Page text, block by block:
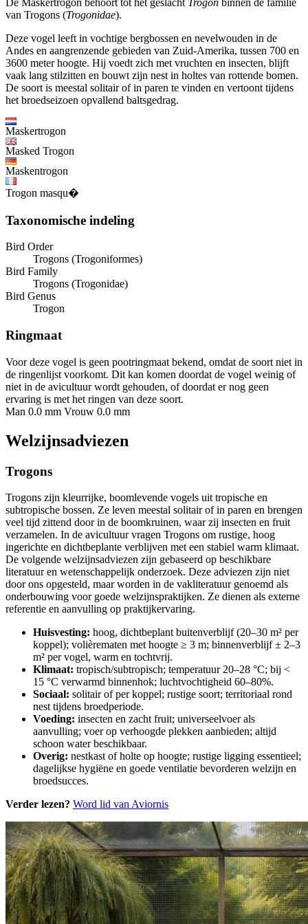
De Maskertrogon behoort tot het geslacht Trogon binnen de familie
van Trogons (Trogonidae).
Deze vogel leeft in vochtige bergbossen en nevelwouden in de
Andes en aangrenzende gebieden van Zuid-Amerika, tussen 700 en
3600 meter hoogte. Hij voedt zich met vruchten en insecten, blijft
vaak lang stilzitten en bouwt zijn nest in holtes van rottende bomen.
De soort is meestal solitair of in paren te vinden en vertoont tijdens
het broedseizoen opvallend baltsgedrag.
Maskertrogon
Masked Trogon
Maskentrogon
Trogon masqu�
Taxonomische indeling
Bird Order
Trogons (Trogoniformes)
Bird Family
Trogons (Trogonidae)
Bird Genus
Trogon
Ringmaat
Voor deze vogel is geen pootringmaat bekend, omdat de soort niet in
de ringenlijst voorkomt. Dit kan komen doordat de vogel weinig of
niet in de avicultuur wordt gehouden, of doordat er nog geen
ervaring is met het ringen van deze soort.
Man 0.0 mm Vrouw 0.0 mm
Welzijnsadviezen
Trogons
Trogons zijn kleurrijke, boomlevende vogels uit tropische en
subtropische bossen. Ze leven meestal solitair of in paren en brengen
veel tijd zittend door in de boomkruinen, waar zij insecten en fruit
verzamelen. In de avicultuur vragen Trogons om rustige, hoog
ingerichte en dichtbeplante verblijven met een stabiel warm klimaat.
De volgende welzijnsadviezen zijn gebaseerd op beschikbare
literatuur en wetenschappelijk onderzoek. Deze adviezen zijn niet
door ons opgesteld, maar worden in de vakliteratuur genoemd als
onderbouwing voor goede welzijnspraktijken. Ze dienen als externe
referentie en aanvulling op praktijkervaring.
Huisvesting: hoog, dichtbeplant buitenverblijf (20–30 m² per
koppel); volièrematen met hoogte ≥ 3 m; binnenverblijf ± 2–3
m² per vogel, warm en tochtvrij.
Klimaat: tropisch/subtropisch; temperatuur 20–28 °C; bij <
15 °C verwarmd binnenhok; luchtvochtigheid 60–80%.
Sociaal: solitair of per koppel; rustige soort; territoriaal rond
nest tijdens broedperiode.
Voeding: insecten en zacht fruit; universeelvoer als
aanvulling; voer op verhoogde plekken aanbieden; altijd
schoon water beschikbaar.
Overig: nestkast of holte op hoogte; rustige ligging essentieel;
dagelijkse hygiëne en goede ventilatie bevorderen welzijn en
broedsucces.
Verder lezen? Word lid van Aviornis